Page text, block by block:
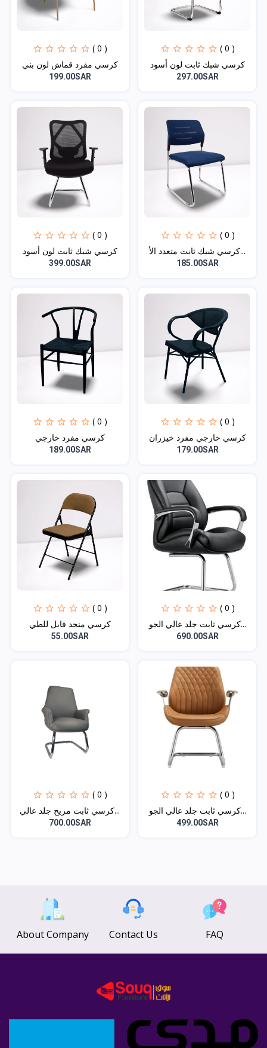
( 0 )
كرسي مفرد قماش لون بني
199.00SAR
( 0 )
كرسي شبك ثابت لون أسود
297.00SAR
( 0 )
كرسي شبك ثابت لون أسود
399.00SAR
( 0 )
كرسي شبك ثابت متعدد الأ...
185.00SAR
( 0 )
كرسي مفرد خارجي
189.00SAR
( 0 )
كرسي خارجي مفرد خيزران
179.00SAR
( 0 )
كرسي منجد قابل للطي
55.00SAR
( 0 )
كرسي ثابت جلد عالي الجو...
690.00SAR
( 0 )
كرسي ثابت مريح جلد عالي...
700.00SAR
( 0 )
كرسي ثابت جلد عالي الجو...
499.00SAR
About Company Contact Us FAQ